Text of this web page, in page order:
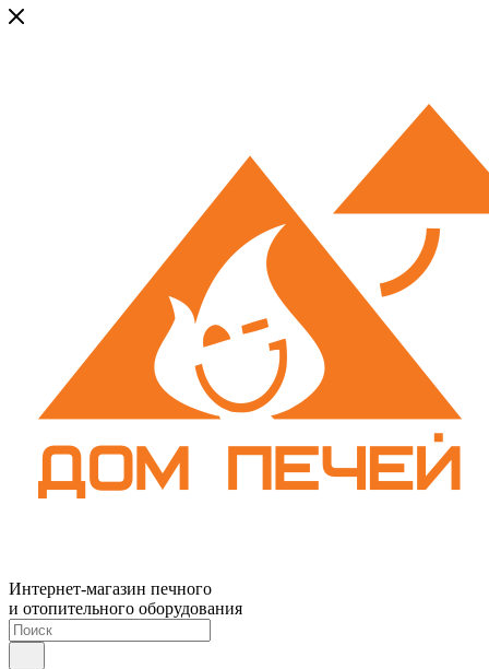
Интернет-магазин печного
и отопительного оборудования